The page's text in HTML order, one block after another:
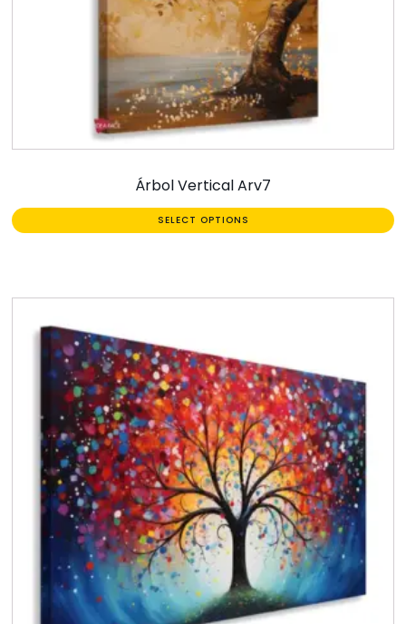
Árbol Vertical Arv7
SELECT OPTIONS